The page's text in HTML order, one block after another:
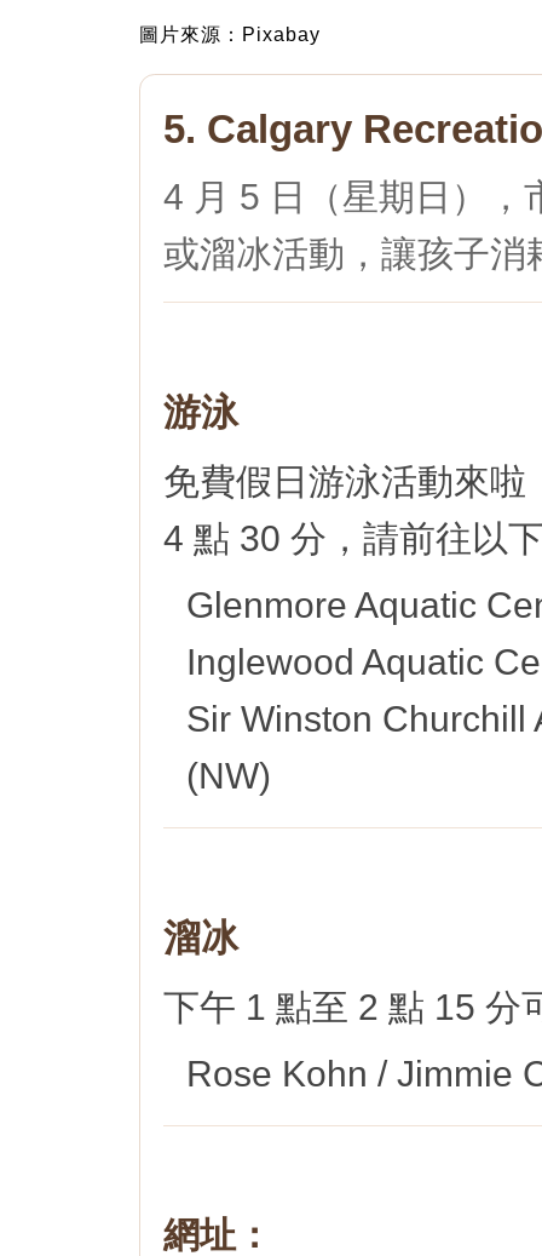
圖片來源：Pixabay
5. Calgary
4 月 5 日（星期日），
或溜冰活動，讓孩子消
游泳
免費假日游泳活動來
4 點 30 分，請前往以
Glenmore Aquatic
Inglewood Aquatic
Sir Winston Churchill
(NW)
溜冰
下午 1 點至 2 點 15 分
Rose Kohn / Jimmie
網址：